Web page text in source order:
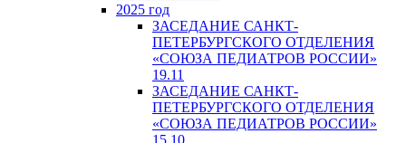
2025 год
ЗАСЕДАНИЕ САНКТ-
ПЕТЕРБУРГСКОГО ОТДЕЛЕНИЯ
«СОЮЗА ПЕДИАТРОВ РОССИИ»
19.11
ЗАСЕДАНИЕ САНКТ-
ПЕТЕРБУРГСКОГО ОТДЕЛЕНИЯ
«СОЮЗА ПЕДИАТРОВ РОССИИ»
15.10